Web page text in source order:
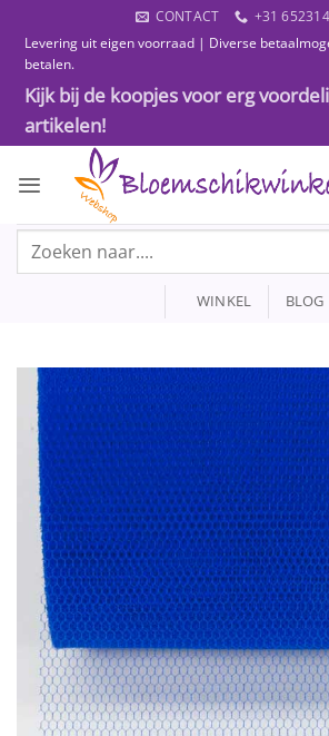
naar
inhoud
CONTACT
+31
Levering uit eigen voorraad | Diverse
betalen.
Kijk bij de koopjes voor erg
artikelen!
Zoeken
WINKEL BLOG